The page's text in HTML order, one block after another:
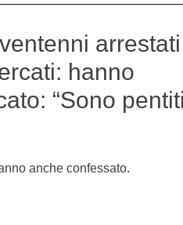
hanno
“Sono
anche confessato.